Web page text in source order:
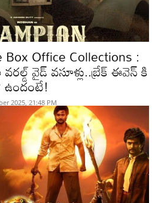
Office Collections :
వైడ్ వసూళ్లు..బ్రేక్ ఈవెన్ కి
2025, 21:48 PM